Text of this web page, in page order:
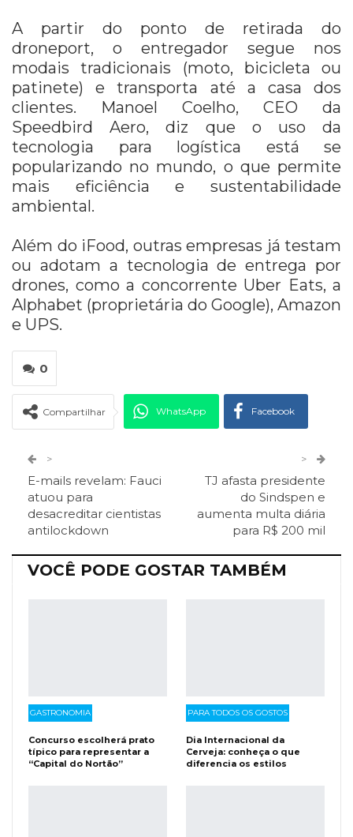
A partir do ponto de retirada do
droneport, o entregador segue nos
modais tradicionais (moto, bicicleta ou
patinete) e transporta até a casa dos
clientes. Manoel Coelho, CEO da
Speedbird Aero, diz que o uso da
tecnologia para logística está se
popularizando no mundo, o que permite
mais eficiência e sustentabilidade
ambiental.
Além do iFood, outras empresas já testam
ou adotam a tecnologia de entrega por
drones, como a concorrente Uber Eats, a
Alphabet (proprietária do Google), Amazon
e UPS.
0
Compartilhar WhatsApp Facebook
Telegram
Facebook Messenger O email
>
E-mails revelam: Fauci
atuou para
desacreditar cientistas
antilockdown
>
TJ afasta presidente
do Sindspen e
aumenta multa diária
para R$ 200 mil
VOCÊ PODE GOSTAR TAMBÉM
GASTRONOMIA
Concurso escolherá prato
típico para representar a
“Capital do Nortão”
PARA TODOS OS GOSTOS
Dia Internacional da
Cerveja: conheça o que
diferencia os estilos